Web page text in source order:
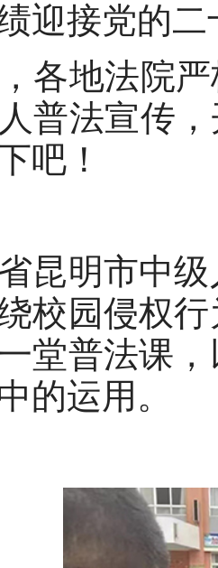
迎接党的
地法院严
普法宣传
吧！
明市中级
校园侵权
堂普法课
的运用。